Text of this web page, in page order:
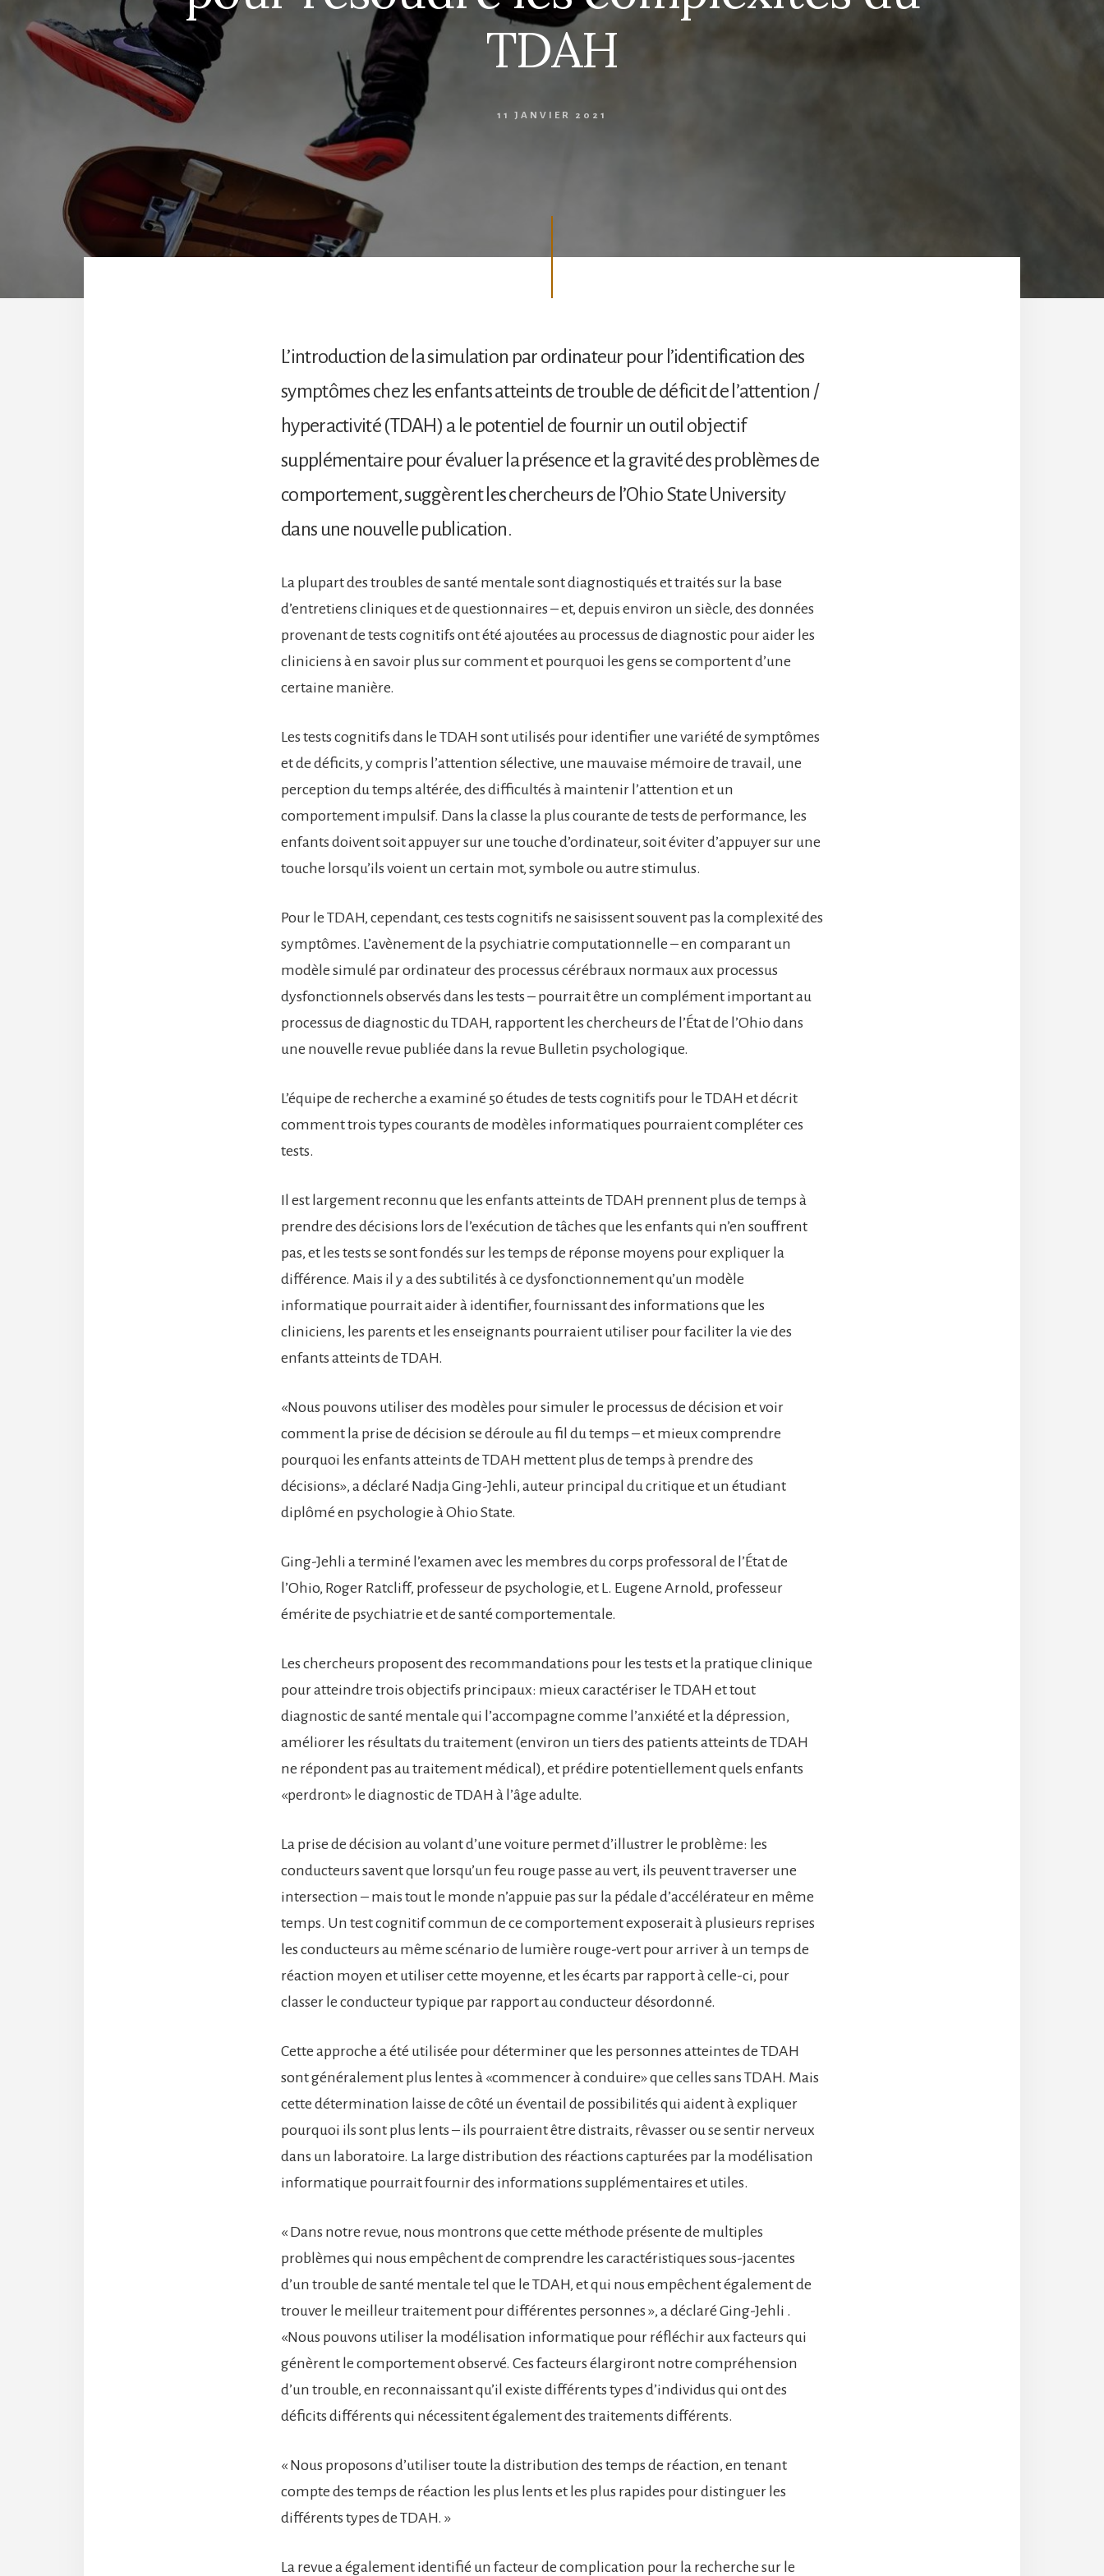
TDAH
11 JANVIER 2021
L’introduction de la simulation par ordinateur pour l’identification des
symptômes chez les enfants atteints de trouble de déficit de l’attention /
hyperactivité (TDAH) a le potentiel de fournir un outil objectif
supplémentaire pour évaluer la présence et la gravité des problèmes de
comportement, suggèrent les chercheurs de l’Ohio State University
dans une nouvelle publication.
La plupart des troubles de santé mentale sont diagnostiqués et traités sur la base
d’entretiens cliniques et de questionnaires – et, depuis environ un siècle, des données
provenant de tests cognitifs ont été ajoutées au processus de diagnostic pour aider les
cliniciens à en savoir plus sur comment et pourquoi les gens se comportent d’une
certaine manière.
Les tests cognitifs dans le TDAH sont utilisés pour identifier une variété de symptômes
et de déficits, y compris l’attention sélective, une mauvaise mémoire de travail, une
perception du temps altérée, des difficultés à maintenir l’attention et un
comportement impulsif. Dans la classe la plus courante de tests de performance, les
enfants doivent soit appuyer sur une touche d’ordinateur, soit éviter d’appuyer sur une
touche lorsqu’ils voient un certain mot, symbole ou autre stimulus.
Pour le TDAH, cependant, ces tests cognitifs ne saisissent souvent pas la complexité des
symptômes. L’avènement de la psychiatrie computationnelle – en comparant un
modèle simulé par ordinateur des processus cérébraux normaux aux processus
dysfonctionnels observés dans les tests – pourrait être un complément important au
processus de diagnostic du TDAH, rapportent les chercheurs de l’État de l’Ohio dans
une nouvelle revue publiée dans la revue Bulletin psychologique.
L’équipe de recherche a examiné 50 études de tests cognitifs pour le TDAH et décrit
comment trois types courants de modèles informatiques pourraient compléter ces
tests.
Il est largement reconnu que les enfants atteints de TDAH prennent plus de temps à
prendre des décisions lors de l’exécution de tâches que les enfants qui n’en souffrent
pas, et les tests se sont fondés sur les temps de réponse moyens pour expliquer la
différence. Mais il y a des subtilités à ce dysfonctionnement qu’un modèle
informatique pourrait aider à identifier, fournissant des informations que les
cliniciens, les parents et les enseignants pourraient utiliser pour faciliter la vie des
enfants atteints de TDAH.
«Nous pouvons utiliser des modèles pour simuler le processus de décision et voir
comment la prise de décision se déroule au fil du temps – et mieux comprendre
pourquoi les enfants atteints de TDAH mettent plus de temps à prendre des
décisions», a déclaré Nadja Ging-Jehli, auteur principal du critique et un étudiant
diplômé en psychologie à Ohio State.
Ging-Jehli a terminé l’examen avec les membres du corps professoral de l’État de
l’Ohio, Roger Ratcliff, professeur de psychologie, et L. Eugene Arnold, professeur
émérite de psychiatrie et de santé comportementale.
Les chercheurs proposent des recommandations pour les tests et la pratique clinique
pour atteindre trois objectifs principaux: mieux caractériser le TDAH et tout
diagnostic de santé mentale qui l’accompagne comme l’anxiété et la dépression,
améliorer les résultats du traitement (environ un tiers des patients atteints de TDAH
ne répondent pas au traitement médical), et prédire potentiellement quels enfants
«perdront» le diagnostic de TDAH à l’âge adulte.
La prise de décision au volant d’une voiture permet d’illustrer le problème: les
conducteurs savent que lorsqu’un feu rouge passe au vert, ils peuvent traverser une
intersection – mais tout le monde n’appuie pas sur la pédale d’accélérateur en même
temps. Un test cognitif commun de ce comportement exposerait à plusieurs reprises
les conducteurs au même scénario de lumière rouge-vert pour arriver à un temps de
réaction moyen et utiliser cette moyenne, et les écarts par rapport à celle-ci, pour
classer le conducteur typique par rapport au conducteur désordonné.
Cette approche a été utilisée pour déterminer que les personnes atteintes de TDAH
sont généralement plus lentes à «commencer à conduire» que celles sans TDAH. Mais
cette détermination laisse de côté un éventail de possibilités qui aident à expliquer
pourquoi ils sont plus lents – ils pourraient être distraits, rêvasser ou se sentir nerveux
dans un laboratoire. La large distribution des réactions capturées par la modélisation
informatique pourrait fournir des informations supplémentaires et utiles.
« Dans notre revue, nous montrons que cette méthode présente de multiples
problèmes qui nous empêchent de comprendre les caractéristiques sous-jacentes
d’un trouble de santé mentale tel que le TDAH, et qui nous empêchent également de
trouver le meilleur traitement pour différentes personnes », a déclaré Ging-Jehli .
«Nous pouvons utiliser la modélisation informatique pour réfléchir aux facteurs qui
génèrent le comportement observé. Ces facteurs élargiront notre compréhension
d’un trouble, en reconnaissant qu’il existe différents types d’individus qui ont des
déficits différents qui nécessitent également des traitements différents.
« Nous proposons d’utiliser toute la distribution des temps de réaction, en tenant
compte des temps de réaction les plus lents et les plus rapides pour distinguer les
différents types de TDAH. »
La revue a également identifié un facteur de complication pour la recherche sur le